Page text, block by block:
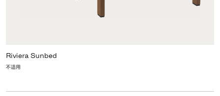
Riviera Sunbed
不适用